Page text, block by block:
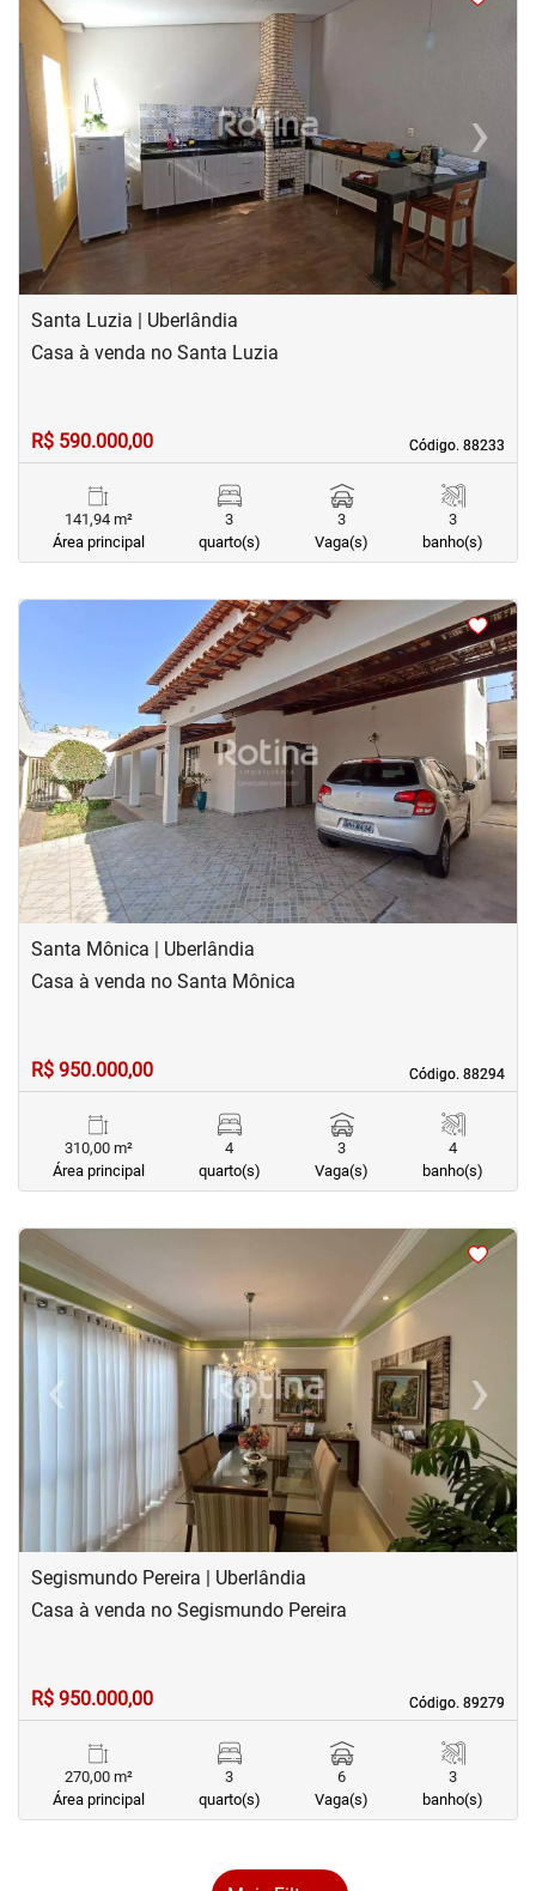
‹Previous ›Next
Santa Luzia | Uberlândia
Código. 88233
Código. 88233
Casa à venda no Santa Luzia
R$ 590.000,00
141,94 m²
Área principal
3
quarto(s)
3
Vaga(s)
3
banho(s)
<
‹Previous ›Next
Santa Mônica | Uberlândia
Código. 88294
Código. 88294
Casa à venda no Santa Mônica
R$ 950.000,00
310,00 m²
Área principal
4
quarto(s)
3
Vaga(s)
4
banho(s)
< <<
‹Previous ›Next
Segismundo Pereira | Uberlândia
Código. 89279
Código. 89279
Casa à venda no Segismundo Pereira
R$ 950.000,00
270,00 m²
Área principal
3
quarto(s)
6
Vaga(s)
3
banho(s)